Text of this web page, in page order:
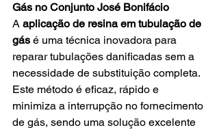
Gás no Conjunto José Bonifácio
A aplicação de resina em tubulação de
gás é uma técnica inovadora para
reparar tubulações danificadas sem a
necessidade de substituição completa.
Este método é eficaz, rápido e
minimiza a interrupção no fornecimento
de gás, sendo uma solução excelente